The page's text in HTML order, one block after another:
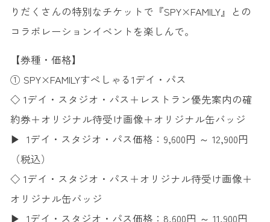
りだくさんの特別なチケットで『SPY×FAMILY』との
コラボレーションイベントを楽しんで。
【券種・価格】
① SPY×FAMILYすぺしゃる1デイ・パス
◇ 1デイ・スタジオ・パス＋レストラン優先案内の確
約券＋オリジナル待受け画像＋オリジナル缶バッジ
▶ 1デイ・スタジオ・パス価格：9,600円 ～ 12,900円
（税込）
◇ 1デイ・スタジオ・パス＋オリジナル待受け画像＋
オリジナル缶バッジ
▶ 1デイ・スタジオ・パス価格：8,600円 ～ 11,900円